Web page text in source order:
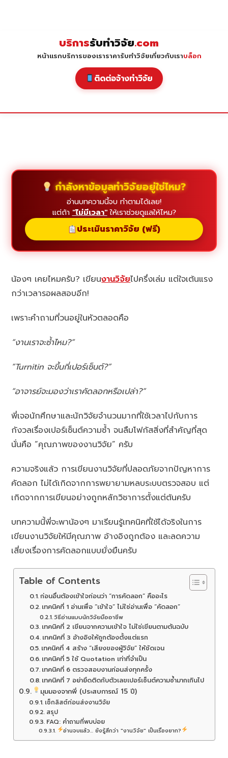
บริการรับทำวิจัย.com
หน้าแรกบริการของเราราคารับทำวิจัยเกี่ยวกับเราบล็อก
ติดต่อจ้างทำวิจัย
กำลังหาข้อมูลทำวิจัยอยู่ใช่ไหม?
อ่านบทความนี้จบ ทำตามได้เลย!
แต่ถ้า "ไม่มีเวลา"ให้เราช่วยดูแลให้ไหม?
ประเมินราคาวิจัย (ฟรี)
น้องๆ เคยไหมครับ? เขียนงานวิจัยไปครึ่งเล่ม แต่ใจเต้นแรง
กว่าเวลารอผลสอบอีก!
เพราะคำถามที่วนอยู่ในหัวตลอดคือ
“งานเราจะซ้ำไหม?”
“Turnitin จะขึ้นกี่เปอร์เซ็นต์?”
“อาจารย์จะมองว่าเราคัดลอกหรือเปล่า?”
พี่เจอนักศึกษาและนักวิจัยจำนวนมากที่ใช้เวลาไปกับการ
กังวลเรื่องเปอร์เซ็นต์ความซ้ำ จนลืมโฟกัสสิ่งที่สำคัญที่สุด
นั่นคือ “คุณภาพของงานวิจัย” ครับ
ความจริงแล้ว การเขียนงานวิจัยที่ปลอดภัยจากปัญหาการ
คัดลอก ไม่ได้เกิดจากการพยายามหลบระบบตรวจสอบ แต่
เกิดจากการเขียนอย่างถูกหลักวิชาการตั้งแต่ต้นครับ
บทความนี้พี่จะพาน้องๆ มาเรียนรู้เทคนิคที่ใช้ได้จริงในการ
เขียนงานวิจัยให้มีคุณภาพ อ้างอิงถูกต้อง และลดความ
เสี่ยงเรื่องการคัดลอกแบบยั่งยืนครับ
Table of Contents
ก่อนอื่นต้องเข้าใจก่อนว่า “การคัดลอก” คืออะไร
เทคนิคที่ 1 อ่านเพื่อ “เข้าใจ” ไม่ใช่อ่านเพื่อ “คัดลอก”
วิธีอ่านแบบนักวิจัยมืออาชีพ
เทคนิคที่ 2 เขียนจากความเข้าใจ ไม่ใช่เขียนตามต้นฉบับ
เทคนิคที่ 3 อ้างอิงให้ถูกต้องตั้งแต่แรก
เทคนิคที่ 4 สร้าง “เสียงของผู้วิจัย” ให้ชัดเจน
เทคนิคที่ 5 ใช้ Quotation เท่าที่จำเป็น
เทคนิคที่ 6 ตรวจสอบงานก่อนส่งทุกครั้ง
เทคนิคที่ 7 อย่ายึดติดกับตัวเลขเปอร์เซ็นต์ความซ้ำมากเกินไป
มุมมองจากพี่ (ประสบการณ์ 15 ปี)
เช็กลิสต์ก่อนส่งงานวิจัย
สรุป
FAQ: คำถามที่พบบ่อย
อ่านจบแล้ว... ยังรู้สึกว่า "งานวิจัย" เป็นเรื่องยาก?